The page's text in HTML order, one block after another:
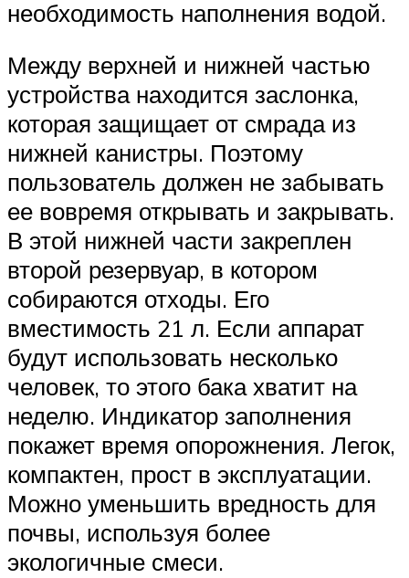
необходимость наполнения водой.
Между верхней и нижней частью
устройства находится заслонка,
которая защищает от смрада из
нижней канистры. Поэтому
пользователь должен не забывать
ее вовремя открывать и закрывать.
В этой нижней части закреплен
второй резервуар, в котором
собираются отходы. Его
вместимость 21 л. Если аппарат
будут использовать несколько
человек, то этого бака хватит на
неделю. Индикатор заполнения
покажет время опорожнения. Легок,
компактен, прост в эксплуатации.
Можно уменьшить вредность для
почвы, используя более
экологичные смеси.